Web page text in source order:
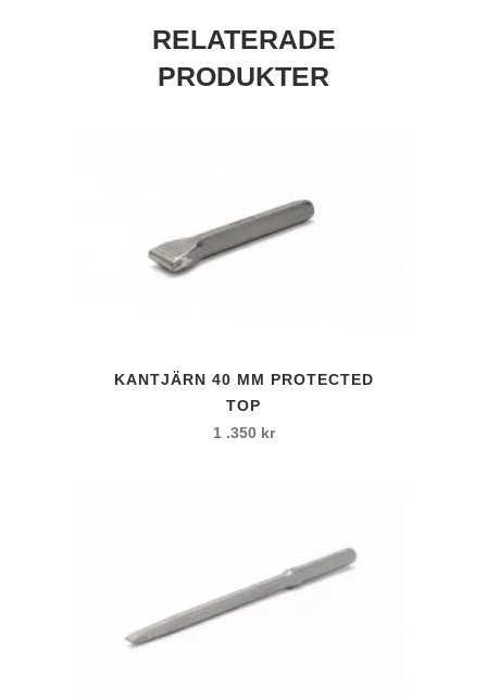
RELATERADE
PRODUKTER
KANTJÄRN 40 MM PROTECTED
TOP
1 .350 kr